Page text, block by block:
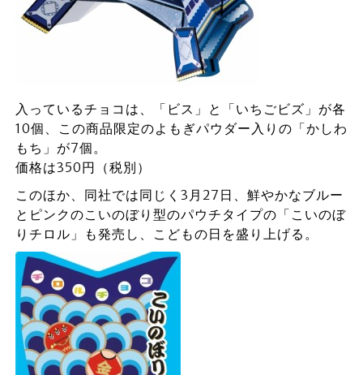
入っているチョコは、「ビス」と「いちごビズ」が各
10個、この商品限定のよもぎパウダー入りの「かしわ
もち」が7個。
価格は350円（税別）
このほか、同社では同じく3月27日、鮮やかなブルー
とピンクのこいのぼり型のパウチタイプの「こいのぼ
りチロル」も発売し、こどもの日を盛り上げる。